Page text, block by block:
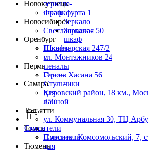
зеркало-
шкаф
Зеркало
Зеркало-
шкаф
Шкафы
и
пеналы
Столы
Стульчики
для
ванной
Смесители
Смесители
для
Новокузнецк
Франкфурта 1
Новосибирск
Светлановская 50
Оренбург
Пролетарская 247/2
ул. Монтажников 24
Пермь
Героев Хасана 56
Самара
Кировский район, 18 км.,
25С
Тольятти
ул. Коммунальная 30, ТЦ
Томск
Проспект Комсомольский, 7,
Тюмень